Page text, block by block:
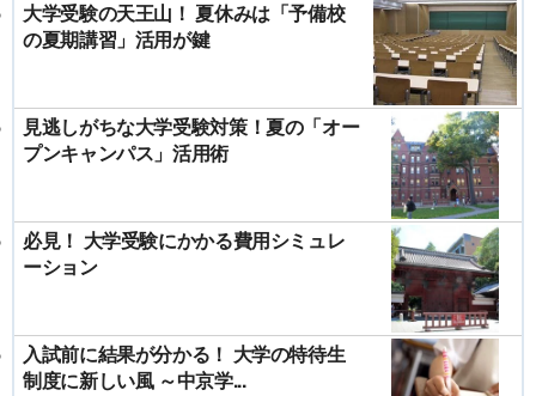
大学受験の天王山！ 夏休みは「予備校
の夏期講習」活用が鍵
見逃しがちな大学受験対策！夏の「オー
プンキャンパス」活用術
必見！ 大学受験にかかる費用シミュレ
ーション
入試前に結果が分かる！ 大学の特待生
制度に新しい風 ～中京学...